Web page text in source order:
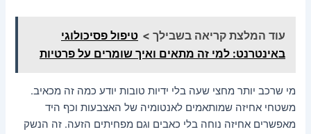
עוד המלצת קריאה בשבילך > טיפול פסיכולוגי
באינטרנט: למי זה מתאים ואיך שומרים על פרטיות
מי שרכב יותר מחצי שעה בלי ידיות טובות יודע כמה זה מכאיב.
משטחי אחיזה שמותאמים לאנטומיה של האצבעות וכף היד
מאפשרים אחיזה נוחה בלי כאבים וגם מפחיתים הזעה. זה הנשק